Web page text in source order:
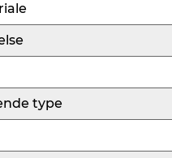
type